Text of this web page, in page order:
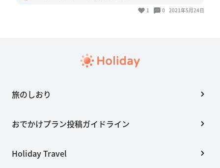
1 0 2021年5月24日
旅のしおり
おでかけプラン投稿ガイドライン
Holiday Travel